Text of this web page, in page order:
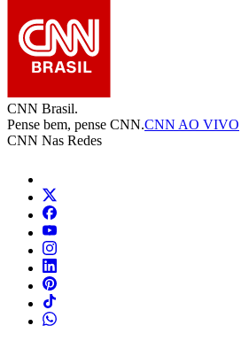
CNN Brasil.
Pense bem, pense CNN.CNN AO VIVO
CNN Nas Redes